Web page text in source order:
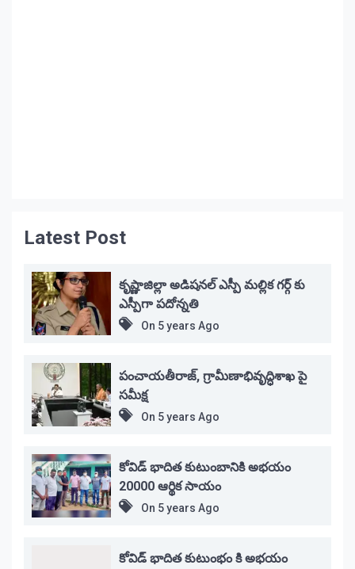
Latest Post
కృష్ణాజిల్లా అడిషనల్ ఎస్పీ మల్లిక గర్గ్ కు
ఎస్పీగా పదోన్నతి
On 5 years Ago
పంచాయతీరాజ్, గ్రామీణాభివృద్ధిశాఖ పై
సమీక్ష
On 5 years Ago
కోవిడ్ భాదిత కుటుంబానికి అభయం
20000 ఆర్థిక సాయం
On 5 years Ago
కోవిడ్ భాదిత కుటుంభం కి అభయం